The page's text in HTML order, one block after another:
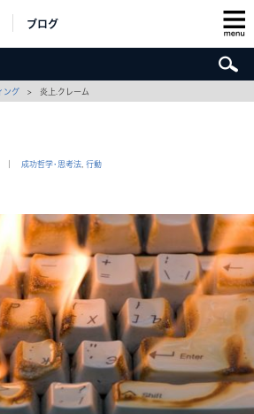
ブログ
ング > 炎上.クレーム
｜ 成功哲学･思考法 ,行動